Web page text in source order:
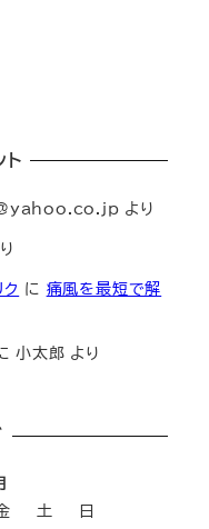
ト
より
に 痛風を最短で解
小太郎 より
土
日